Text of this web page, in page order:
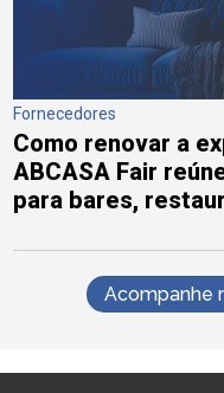
Fornecedores
Como renovar a
ABCASA Fair
para bares,
Acompanhe